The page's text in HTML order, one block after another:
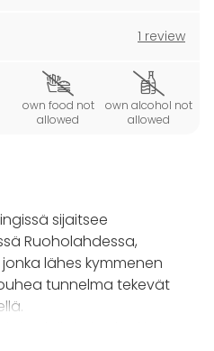
1 review
own food not
allowed
own alcohol not
allowed
sijaitsee
Ruoholahdessa,
lähes kymmenen
tunnelma tekevät
loihtimien herkkujen